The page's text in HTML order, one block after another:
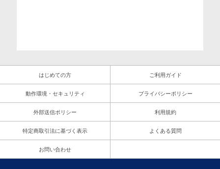
はじめての方 ご利用ガイド
動作環境・セキュリティ プライバシーポリシー
外部送信ポリシー 利用規約
特定商取引法に基づく表示 よくある質問
お問い合わせ